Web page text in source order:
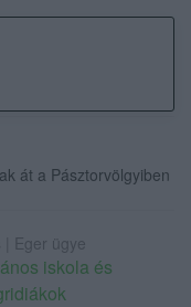
át a Pásztorvölgyiben
Eger ügye
iskola és